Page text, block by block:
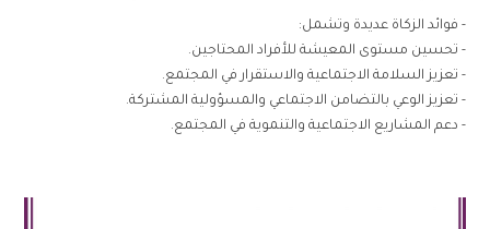
- فوائد الزكاة عديدة وتشمل:
- تحسين مستوى المعيشة للأفراد المحتاجين.
- تعزيز السلامة الاجتماعية والاستقرار في المجتمع.
- تعزيز الوعي بالتضامن الاجتماعي والمسؤولية المشتركة.
- دعم المشاريع الاجتماعية والتنموية في المجتمع.